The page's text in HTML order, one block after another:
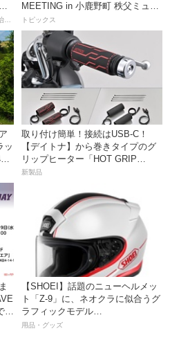
MEETING in 小鹿野町 秩父ミュー
ズパーク】
トピックス
ッ
取り付け簡単！接続はUSB-C！
【デイトナ】から巻きタイプのグ
リップヒーター「HOT GRIP
WRAP HEAT」が登場
新製品
開
【SHOEI】話題のニューヘルメッ
ト「Z-9」に、ネオクラに似合うグ
ラフィックモデル
「BURNSIDE（バーンサイド）」
用品・グッズ